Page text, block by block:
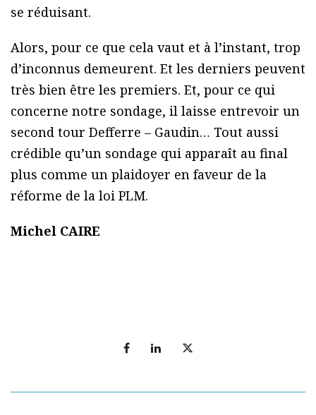
se réduisant.
Alors, pour ce que cela vaut et à l’instant, trop
d’inconnus demeurent. Et les derniers peuvent
très bien être les premiers. Et, pour ce qui
concerne notre sondage, il laisse entrevoir un
second tour Defferre – Gaudin… Tout aussi
crédible qu’un sondage qui apparaît au final
plus comme un plaidoyer en faveur de la
réforme de la loi PLM.
Michel CAIRE